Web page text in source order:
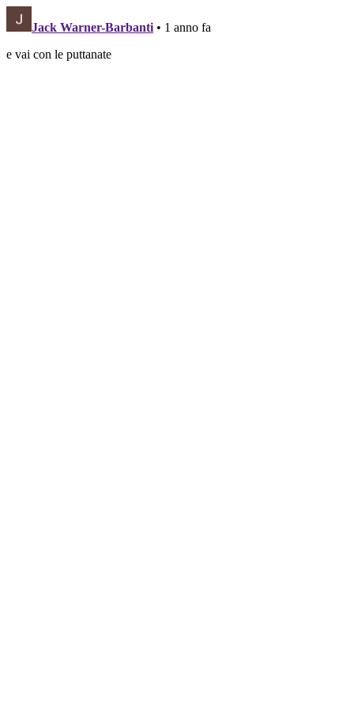
Jack Warner-Barbanti • 1 anno fa
e vai con le puttanate